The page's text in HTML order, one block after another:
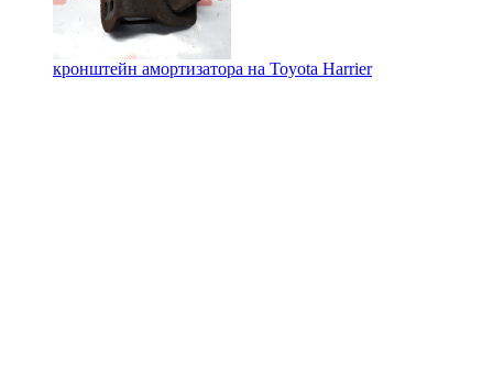
кронштейн амортизатора на Toyota Harrier